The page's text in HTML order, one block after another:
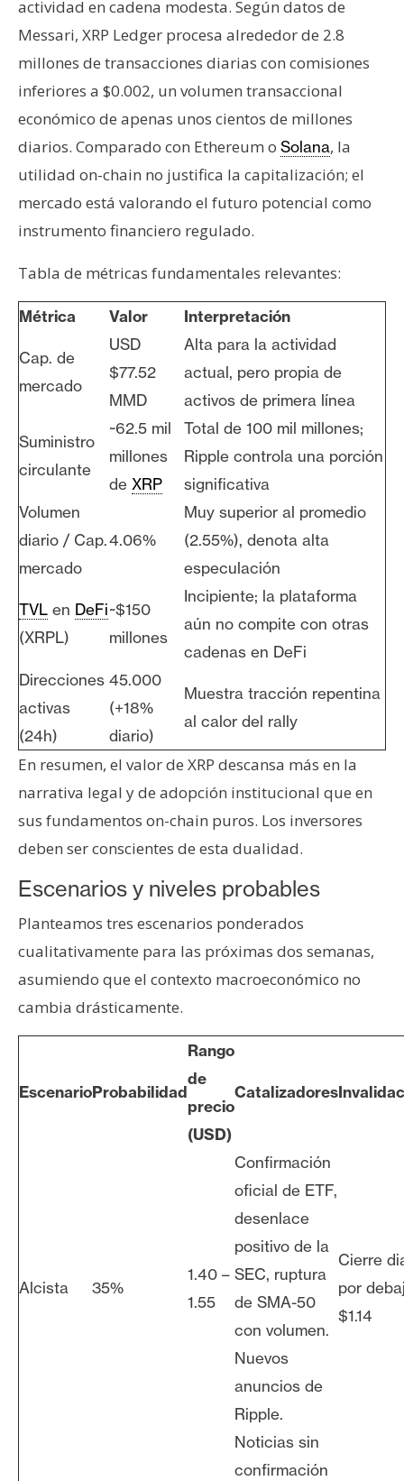
actividad en cadena modesta. Según datos de
Messari, XRP Ledger procesa alrededor de 2.8
millones de transacciones diarias con comisiones
inferiores a $0.002, un volumen transaccional
económico de apenas unos cientos de millones
diarios. Comparado con Ethereum o Solana, la
utilidad on-chain no justifica la capitalización; el
mercado está valorando el futuro potencial como
instrumento financiero regulado.
Tabla de métricas fundamentales relevantes:
Métrica Valor Interpretación
Cap. de
mercado
USD
$77.52
MMD
Alta para la actividad
actual, pero propia de
activos de primera línea
Suministro
circulante
~62.5 mil
millones
de XRP
Total de 100 mil millones;
Ripple controla una porción
significativa
Volumen
diario / Cap.
mercado
4.06%
Muy superior al promedio
(2.55%), denota alta
especulación
TVL en DeFi
(XRPL)
~$150
millones
Incipiente; la plataforma
aún no compite con otras
cadenas en DeFi
Direcciones
activas
(24h)
45.000
(+18%
diario)
Muestra tracción repentina
al calor del rally
En resumen, el valor de XRP descansa más en la
narrativa legal y de adopción institucional que en
sus fundamentos on-chain puros. Los inversores
deben ser conscientes de esta dualidad.
Escenarios y niveles probables
Planteamos tres escenarios ponderados
cualitativamente para las próximas dos semanas,
asumiendo que el contexto macroeconómico no
cambia drásticamente.
EscenarioProbabilidad
Rango
de
precio
(USD)
Catalizadores
Alcista 35%
1.40 –
1.55
Confirmación
oficial de ETF,
desenlace
positivo de la
SEC, ruptura
de SMA-50
con volumen.
Nuevos
anuncios de
Ripple.
Cierre
por
$1.14
Noticias sin
confirmación